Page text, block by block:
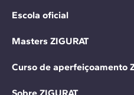
Escola oficial
Masters ZIGURAT
Curso de aperfeiçoamento